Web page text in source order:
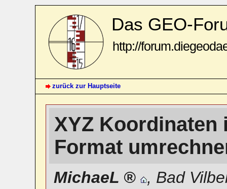
Das GEO-
http://
zurück zur Hauptseite
XYZ Koordinaten
Format
MichaeL , Bad